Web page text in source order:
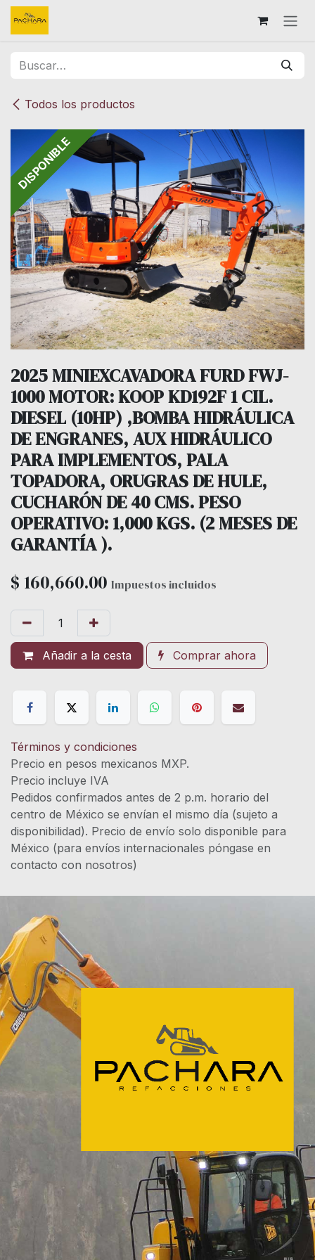
Ir al contenido
Todos los productos
DISPONIBLE
2025 MINIEXCAVADORA FURD FWJ-
1000 MOTOR: KOOP KD192F 1 CIL.
DIESEL (10HP) ,BOMBA HIDRÁULICA
DE ENGRANES, AUX HIDRÁULICO
PARA IMPLEMENTOS, PALA
TOPADORA, ORUGRAS DE HULE,
CUCHARÓN DE 40 CMS. PESO
OPERATIVO: 1,000 KGS. (2 MESES DE
GARANTÍA ).
$ 160,660.00 Impuestos incluidos
Añadir a la cesta Comprar ahora
Términos y condiciones
Precio en pesos mexicanos MXP.
Precio incluye IVA
Pedidos confirmados antes de 2 p.m. horario del
centro de México se envían el mismo día (sujeto a
disponibilidad). Precio de envío solo disponible para
México (para envíos internacionales póngase en
contacto con nosotros)